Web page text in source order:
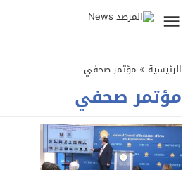
الرئيسية » مؤتمر صحفي
مؤتمر صحفي